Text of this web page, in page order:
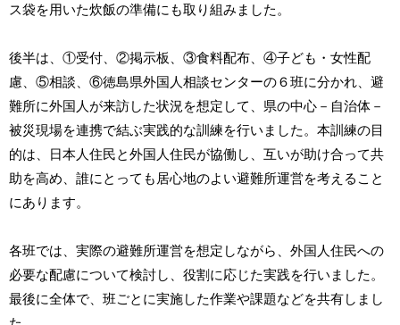
ス袋を用いた炊飯の準備にも取り組みました。
後半は、①受付、②掲示板、③食料配布、④子ども・女性配
慮、⑤相談、⑥徳島県外国人相談センターの６班に分かれ、避
難所に外国人が来訪した状況を想定して、県の中心－自治体－
被災現場を連携で結ぶ実践的な訓練を行いました。本訓練の目
的は、日本人住民と外国人住民が協働し、互いが助け合って共
助を高め、誰にとっても居心地のよい避難所運営を考えること
にあります。
各班では、実際の避難所運営を想定しながら、外国人住民への
必要な配慮について検討し、役割に応じた実践を行いました。
最後に全体で、班ごとに実施した作業や課題などを共有しまし